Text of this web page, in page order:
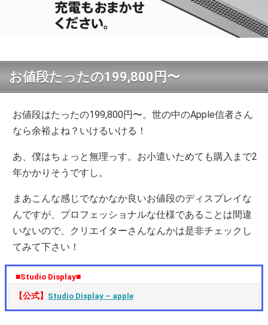
お値段たったの199,800円〜
お値段はたったの199,800円〜。世の中のApple信者さん
なら余裕よね？いけるいける！
あ、僕はちょっと無理っす。お小遣いためても購入まで2
年かかりそうですし。
まあこんな感じでなかなか良いお値段のディスプレイな
んですが、プロフェッショナルな仕様であることは間違
いないので、クリエイターさんなんかは是非チェックし
てみて下さい！
■Studio Display■
【公式】 Studio Display – apple